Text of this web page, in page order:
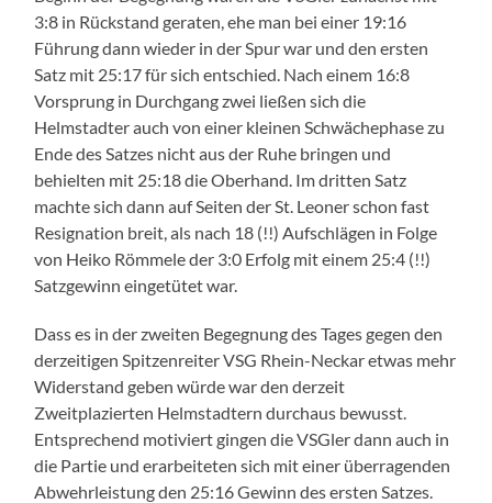
3:8 in Rückstand geraten, ehe man bei einer 19:16
Führung dann wieder in der Spur war und den ersten
Satz mit 25:17 für sich entschied. Nach einem 16:8
Vorsprung in Durchgang zwei ließen sich die
Helmstadter auch von einer kleinen Schwächephase zu
Ende des Satzes nicht aus der Ruhe bringen und
behielten mit 25:18 die Oberhand. Im dritten Satz
machte sich dann auf Seiten der St. Leoner schon fast
Resignation breit, als nach 18 (!!) Aufschlägen in Folge
von Heiko Römmele der 3:0 Erfolg mit einem 25:4 (!!)
Satzgewinn eingetütet war.
Dass es in der zweiten Begegnung des Tages gegen den
derzeitigen Spitzenreiter VSG Rhein-Neckar etwas mehr
Widerstand geben würde war den derzeit
Zweitplazierten Helmstadtern durchaus bewusst.
Entsprechend motiviert gingen die VSGler dann auch in
die Partie und erarbeiteten sich mit einer überragenden
Abwehrleistung den 25:16 Gewinn des ersten Satzes.